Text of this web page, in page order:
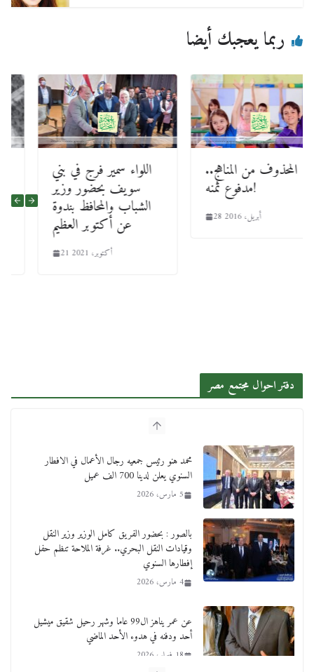
ربما يعجبك أيضا
اللواء سمير فرج في بني
سويف بحضور وزير
الشباب والمحافظ بندوة
عن أكتوبر العظيم
21 أكتوبر، 2021
المحذوف من المناهج..
مدفوع ثمنه!
28 أبريل، 2016
دفتر احوال مجتمع مصر
محمد هنو رئيس جمعيه رجال الأعمال في الافطار
السنوي يعلن لدينا 700 الف عميل
5 مارس، 2026
بالصور : بحضور الفريق كامل الوزير وزير النقل
وقيادات النقل البحري.. غرفة الملاحة تنظم حفل
إفطارها السنوي
4 مارس، 2026
عن عمر يناهز ال99 عاما وشهر رحيل شقيق ميشيل
أحد ودفنه في هدوء الأحد الماضي
18 فبراير، 2026